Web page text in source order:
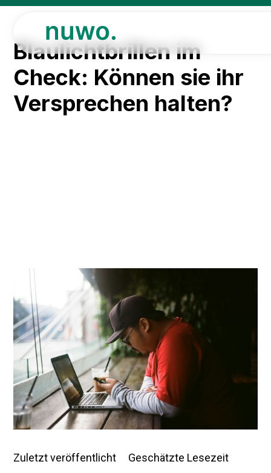
Blaulichtbrillen im
Check: Können sie ihr
Versprechen halten?
Zuletzt veröffentlicht
Geschätzte Lesezeit